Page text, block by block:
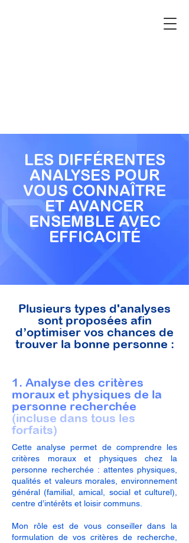
LES DIFFÉRENTES
ANALYSES POUR
VOUS CONNAÎTRE
ET AVANCER
ENSEMBLE AVEC
EFFICACITÉ
Plusieurs types d'analyses
sont proposées afin
d’optimiser vos chances de
trouver la bonne personne :
1. Analyse des critères
moraux et physiques de la
personne recherchée
(incluse dans tous les
forfaits)
Cette analyse permet de comprendre les
critères moraux et physiques chez la
personne recherchée : attentes physiques,
qualités et valeurs morales, environnement
général (familial, amical, social et culturel),
centre d’intérêts et loisir communs.
Mon rôle est de vous conseiller dans la
formulation de vos critères de recherche,